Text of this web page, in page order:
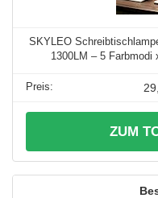
SKYLEO
1300LM – 5 Farbmodi
ZUM